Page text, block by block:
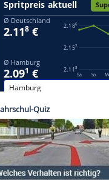
©Volkswagen